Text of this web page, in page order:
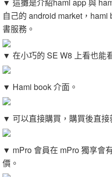
自己的 android market，
書服務。
▼ 在小巧的 SE W8 上看也能
▼ Hami book 介面。
▼ 可以直接購買，購買後直接
▼ mPro 會員在 mPro 獨享會
價。